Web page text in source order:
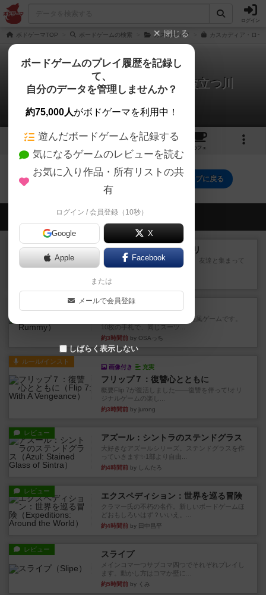
ログイン
ボドゲーマTOP ボードゲームの検索 カスカディア カスカディア・ロー
カスカディア・ローリング：波立つ川
0件の戦略やコツ
1 5
カフェ
カスカディア・ローリング：波立つ川のトップに戻る
会員の新しい投稿
レビュー ナンジャモンジャ・ミドリ
私は吃音を持っているのですが、友達と集まって
このゲームをした際、3ゲー...
約1時間前
トランプで遊べる2人対戦の麻雀風ゲームです。
10枚の手札で、同じスーツ...
約3時間前 by OSAっち
ルール/インスト
画像付き 充実
フリップ７：復讐心とともに
概要Flip 7が復活しました――復讐を伴って!オリ
ジナルゲームの楽し...
約3時間前 by jurong
レビュー アズール：シントラのステンドグラス
大好きなアズールシリーズ。ステンドグラスを作
っていきます✨1部より自由...
約4時間前 by しんたろ
レビュー エクスペディション：世界を巡る冒険
クラマー氏の不朽の名作。新しいボードゲームほ
どおもしろいはず？いいえ。...
約4時間前 by 田中昌平
レビュー スライプ
メインコマ一つサブコマ四つでそれぞれプレイし
ます。動かし方はコマか壁に...
約5時間前 by くみ
閉じる
ボードゲームのプレイ履歴を記録し
て、
自分のデータを管理しませんか？
約75,000人がボドゲーマを利用中！
遊んだボードゲームを記録する
気になるゲームのレビューを読む
お気に入り作品・所有リストの共
有
ログイン / 会員登録（10秒）
Google X
Apple Facebook
または
メールで会員登録
しばらく表示しない